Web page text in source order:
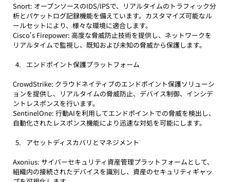
Snort: オープンソースのIDS/IPSで、リアルタイムのトラフィック分
析とパケットログ記録機能を備えています。カスタマイズ可能なル
ールセットにより、様々な環境に適合します。
Cisco's Firepower: 高度な脅威防止技術を提供し、ネットワークを
リアルタイムで監視し、既知および未知の脅威から保護します。
エンドポイント保護プラットフォーム
CrowdStrike: クラウドネイティブのエンドポイント保護ソリューシ
ョンを提供し、リアルタイムの脅威防止、デバイス制御、インシデ
ントレスポンスを行います。
SentinelOne: 行動AIを利用してエンドポイントでの脅威を検出し、
自動化されたレスポンス機能により迅速な対処を可能にします。
アセットディスカバリとマネジメント
Axonius: サイバーセキュリティ資産管理プラットフォームとして、
組織内の接続されたデバイスを識別し、資産のセキュリティギャッ